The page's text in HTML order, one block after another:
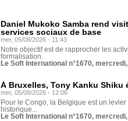
Daniel Mukoko Samba rend
services sociaux de base
mer, 05/08/2026 - 11:43
Notre objectif est de rapprocher les
formalisation.
Le Soft International n°1670,
À Bruxelles, Tony Kanku Shiku
mer, 05/08/2026 - 12:06
Pour le Congo, la Belgique est un
historique...
Le Soft International n°1670,